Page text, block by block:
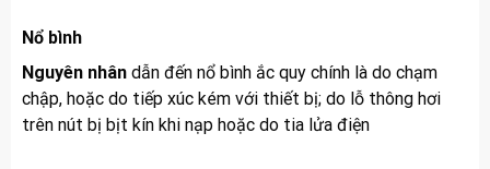
Nổ bình
Nguyên nhândẫn đến nổ bình ắc quy chính là do chạm
chập, hoặc do tiếp xúc kém với thiết bị; do lỗ thông hơi
trên nút bị bịt kín khi nạp hoặc do tia lửa điện